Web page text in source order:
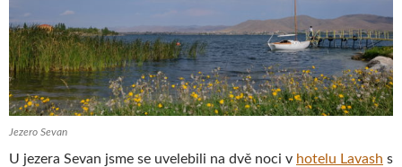
Jezero Sevan
U jezera Sevan jsme se uvelebili na dvě noci v hotelu Lavash s